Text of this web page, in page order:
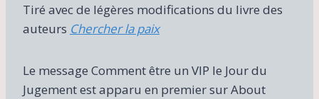
Tiré avec de légères modifications du livre des
auteurs Chercher la paix
Le message Comment être un VIP le Jour du
Jugement est apparu en premier sur About